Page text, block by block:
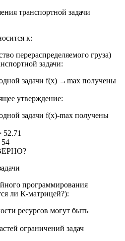
транспортной задачи
к:
перераспределяемого груза)
задачи:
задачи f(x) →max получены
утверждение:
задачи f(x)-max получены
52.71
программирования
ли К-матрицей?):
ресурсов могут быть
ограничений задач